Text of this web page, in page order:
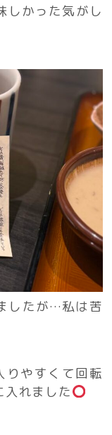
しかった気がし
したが…私は苦
りやすくて回転
れました